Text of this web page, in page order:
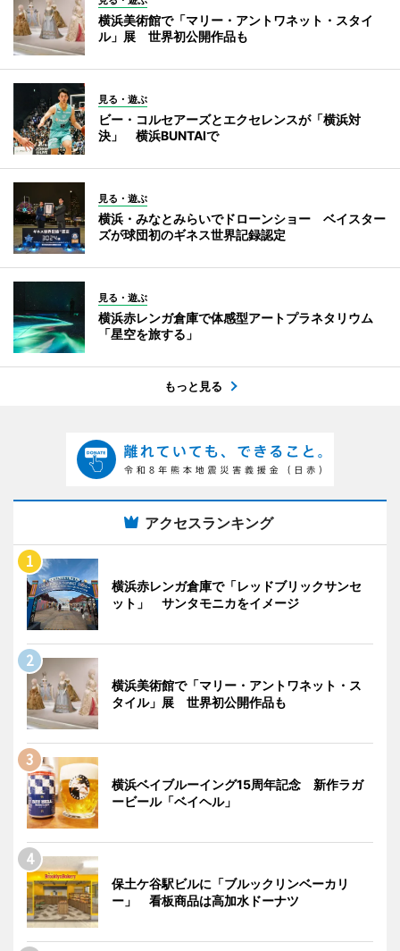
横浜美術館で「マリー・アントワネット・スタイ
ル」展 世界初公開作品も
見る・遊ぶ
ビー・コルセアーズとエクセレンスが「横浜対
決」 横浜BUNTAIで
見る・遊ぶ
横浜・みなとみらいでドローンショー ベイスター
ズが球団初のギネス世界記録認定
見る・遊ぶ
横浜赤レンガ倉庫で体感型アートプラネタリウム
「星空を旅する」
もっと見る
アクセスランキング
横浜赤レンガ倉庫で「レッドブリックサンセ
ット」 サンタモニカをイメージ
横浜美術館で「マリー・アントワネット・ス
タイル」展 世界初公開作品も
横浜ベイブルーイング15周年記念 新作ラガ
ービール「ベイヘル」
保土ケ谷駅ビルに「ブルックリンベーカリ
ー」 看板商品は高加水ドーナツ